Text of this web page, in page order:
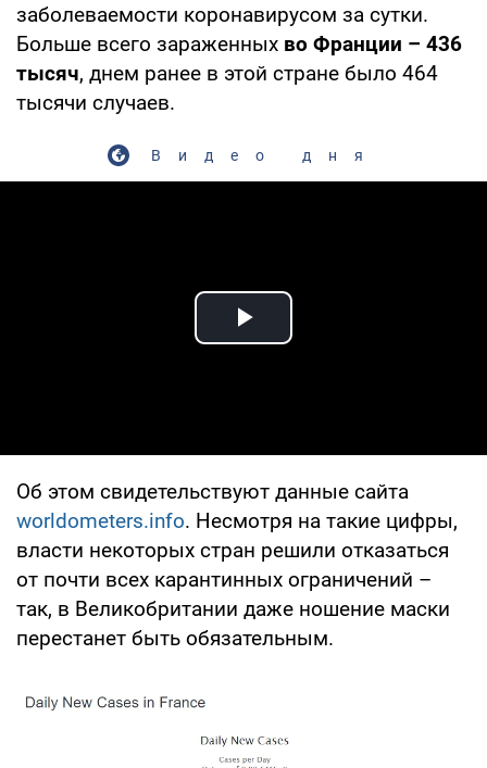
заболеваемости коронавирусом за сутки.
Больше всего зараженных во Франции – 436
тысяч, днем ранее в этой стране было 464
тысячи случаев.
Видео дня
Play Video
Об этом свидетельствуют данные сайта
worldometers.info. Несмотря на такие цифры,
власти некоторых стран решили отказаться
от почти всех карантинных ограничений –
так, в Великобритании даже ношение маски
перестанет быть обязательным.